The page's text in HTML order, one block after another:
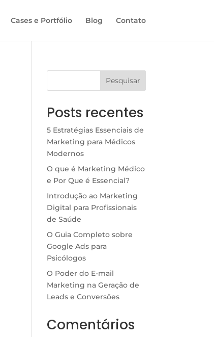
Cases e Portfólio Blog Contato
Pesquisar
Posts recentes
5 Estratégias Essenciais de
Marketing para Médicos
Modernos
O que é Marketing Médico
e Por Que é Essencial?
Introdução ao Marketing
Digital para Profissionais
de Saúde
O Guia Completo sobre
Google Ads para
Psicólogos
O Poder do E-mail
Marketing na Geração de
Leads e Conversões
Comentários